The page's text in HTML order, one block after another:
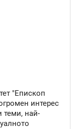
"Епископ
интерес
теми, най-